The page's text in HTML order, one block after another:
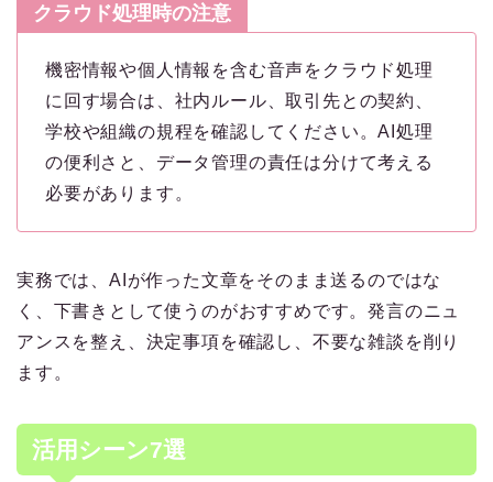
クラウド処理時の注意
機密情報や個人情報を含む音声をクラウド処理
に回す場合は、社内ルール、取引先との契約、
学校や組織の規程を確認してください。AI処理
の便利さと、データ管理の責任は分けて考える
必要があります。
実務では、AIが作った文章をそのまま送るのではな
く、下書きとして使うのがおすすめです。発言のニュ
アンスを整え、決定事項を確認し、不要な雑談を削り
ます。
活用シーン7選